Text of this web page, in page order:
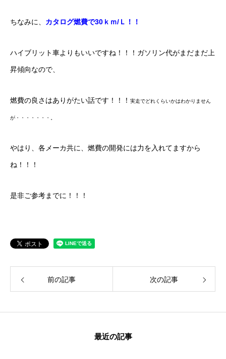
ちなみに、 カタログ燃費で30ｋｍ/Ｌ！！
ハイブリット車よりもいいですね！！！ガソリン代がまだまだ上
昇傾向なので、
燃費の良さはありがたい話です！！！ 実走でどれくらいかはわかりません
が・・・・・・・。
やはり、各メーカ共に、燃費の開発には力を入れてますから
ね！！！
是非ご参考までに！！！
前の記事 次の記事
最近の記事